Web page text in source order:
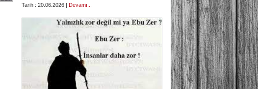
Tarih : 20.06.2026 | Devamı...